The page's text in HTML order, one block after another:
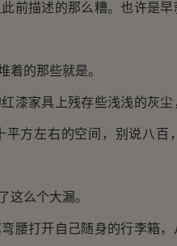
描述的那么糟。也许是早
的那些就是。
家具上残存些浅浅的灰尘
方左右的空间，别说八百
么个大漏。
打开自己随身的行李箱，